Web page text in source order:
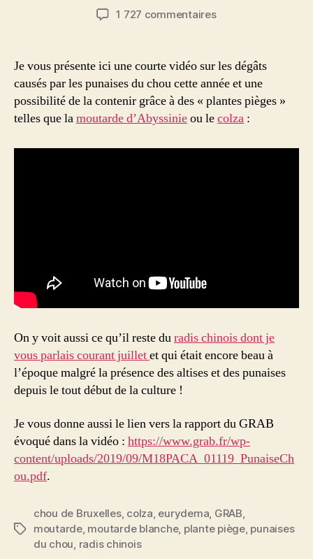
de
1 727 commentairessur
Je vous présente ici une courte vidéo sur les dégâts
causés par les punaises du chou cette année et une
possibilité de la contenir grâce à des « plantes pièges »
telles que lamoutarde d’Abyssinieou lecolza :
On y voit aussi ce qu’il reste duradis chinois dont je
vous parlais courant juilletet qui était encore beau à
l’époque malgré la présence des altises et des punaises
depuis le tout début de la culture !
Je vous donne aussi le lien vers la rapport du GRAB
évoqué dans la vidéo : https://www.grab.fr/wp-
content/uploads/2019/09/M18PACA_01119_PunaiseCh
ou.pdf.
Étiquettes
chou de Bruxelles, colza eurydema GRAB
moutarde, moutarde blanche, plante piège, punaises
du chou radis chinois